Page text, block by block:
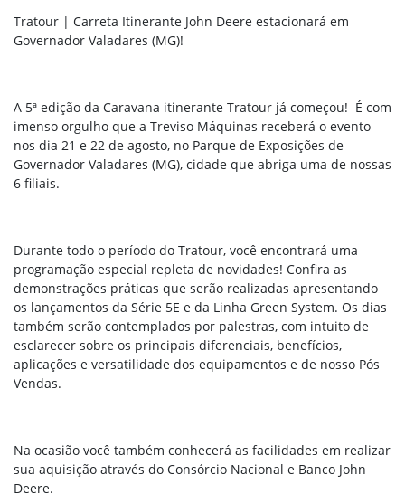
Tratour | Carreta Itinerante John Deere estacionará em
Governador Valadares (MG)!
A 5ª edição da Caravana itinerante Tratour já começou! É com
imenso orgulho que a Treviso Máquinas receberá o evento
nos dia 21 e 22 de agosto, no Parque de Exposições de
Governador Valadares (MG), cidade que abriga uma de nossas
6 filiais.
Durante todo o período do Tratour, você encontrará uma
programação especial repleta de novidades! Confira as
demonstrações práticas que serão realizadas apresentando
os lançamentos da Série 5E e da Linha Green System. Os dias
também serão contemplados por palestras, com intuito de
esclarecer sobre os principais diferenciais, benefícios,
aplicações e versatilidade dos equipamentos e de nosso Pós
Vendas.
Na ocasião você também conhecerá as facilidades em realizar
sua aquisição através do Consórcio Nacional e Banco John
Deere.